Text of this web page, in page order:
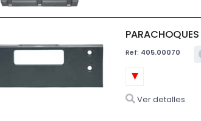
Ref: 405.00070
Ver detalles